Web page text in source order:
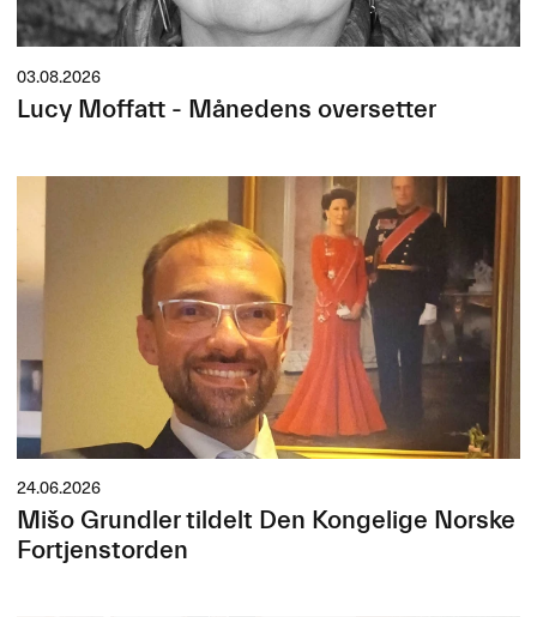
03.08.2026
Lucy Moffatt - Månedens oversetter
24.06.2026
Mišo Grundler tildelt Den Kongelige Norske
Fortjenstorden